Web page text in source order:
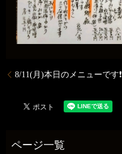
8/11(月)本日のメニューです❗️